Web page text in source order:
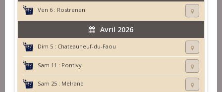
Ven 6 : Rostrenen
Avril 2026
Dim 5 : Chateauneuf-du-Faou
Sam 11 : Pontivy
Sam 25 : Melrand